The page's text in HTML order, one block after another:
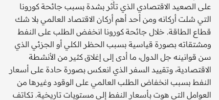
على الصعيد الاقتصادي الذي تأثر بشدة بسبب جائحة كورونا
التي شلت أركانه ومن أحد أهم أركان الاقتصاد العالمي بلا شك
قطاع الطاقة. خلال جائحة كورونا انخفض الطلب على النفط
ومشتقاته بصورة قياسية بسبب الحظر الكلي أو الجزئي الذي
سن قوانينه جل الدول، ما أدى إلى إغلاق كثير من الأنشطة
الاقتصادية، وتقييد السفر الذي انعكس بصورة حادة على أسعار
النفط بسبب انخفاض الطلب العالمي على الوقود وغيرها من
العوامل التي هوت بأسعار النفط إلى مستويات تاريخية. تكاتف